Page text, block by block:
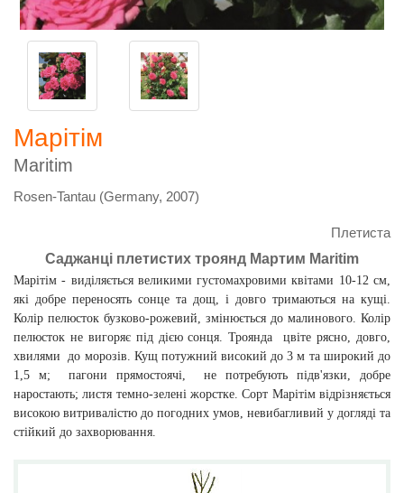
Марітім
Maritim
Rosen-Tantau (Germany, 2007)
Плетиста
Саджанці плетистих троянд Мартим Maritim
Марітім - виділяється великими густомахровими квітами 10-12 см,
які добре переносять сонце та дощ, і довго тримаються на кущі.
Колір пелюсток бузково-рожевий, змінюється до малинового. Колір
пелюсток не вигоряє під дією сонця. Троянда цвіте рясно, довго,
хвилями до морозів. Кущ потужний високий до 3 м та широкий до
1,5 м; пагони прямостоячі, не потребують підв'язки, добре
наростають; листя темно-зелені жорстке. Сорт Марітім відрізняється
високою витривалістю до погодних умов, невибагливий у догляді та
стійкий до захворювання.